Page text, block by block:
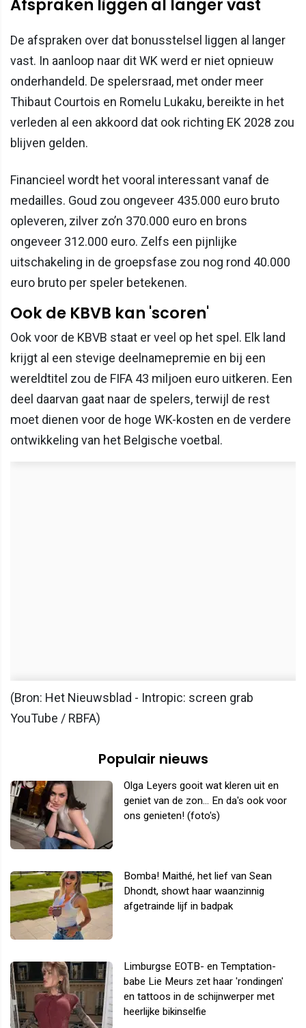
Afspraken liggen al langer vast
De afspraken over dat bonusstelsel liggen al langer
vast. In aanloop naar dit WK werd er niet opnieuw
onderhandeld. De spelersraad, met onder meer
Thibaut Courtois en Romelu Lukaku, bereikte in het
verleden al een akkoord dat ook richting EK 2028 zou
blijven gelden.
Financieel wordt het vooral interessant vanaf de
medailles. Goud zou ongeveer 435.000 euro bruto
opleveren, zilver zo’n 370.000 euro en brons
ongeveer 312.000 euro. Zelfs een pijnlijke
uitschakeling in de groepsfase zou nog rond 40.000
euro bruto per speler betekenen.
Ook de KBVB kan 'scoren'
Ook voor de KBVB staat er veel op het spel. Elk land
krijgt al een stevige deelnamepremie en bij een
wereldtitel zou de FIFA 43 miljoen euro uitkeren. Een
deel daarvan gaat naar de spelers, terwijl de rest
moet dienen voor de hoge WK-kosten en de verdere
ontwikkeling van het Belgische voetbal.
(Bron: Het Nieuwsblad - Intropic: screen grab
YouTube / RBFA)
Populair nieuws
Olga Leyers gooit wat kleren uit en
geniet van de zon... En da's ook voor
ons genieten! (foto's)
Bomba! Maithé, het lief van Sean
Dhondt, showt haar waanzinnig
afgetrainde lijf in badpak
Limburgse EOTB- en Temptation-
babe Lie Meurs zet haar 'rondingen'
en tattoos in de schijnwerper met
heerlijke bikinselfie